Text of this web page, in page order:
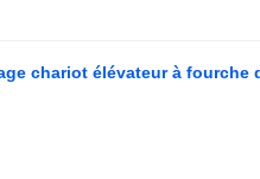
chariot élévateur à